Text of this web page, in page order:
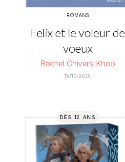
ROMANS
Felix et le voleur de
voeux
Rachel Chivers Khoo
15/10/2025
DÈS 12 ANS